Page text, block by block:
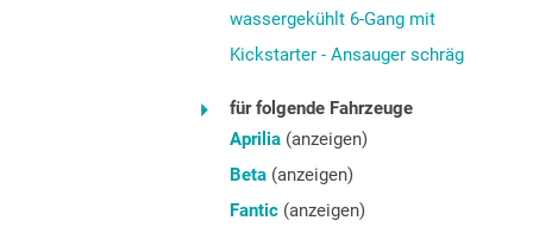
wassergekühlt 6-Gang mit
Kickstarter - Ansauger schräg
für folgende Fahrzeuge
Aprilia(anzeigen)
Beta(anzeigen)
Fantic(anzeigen)